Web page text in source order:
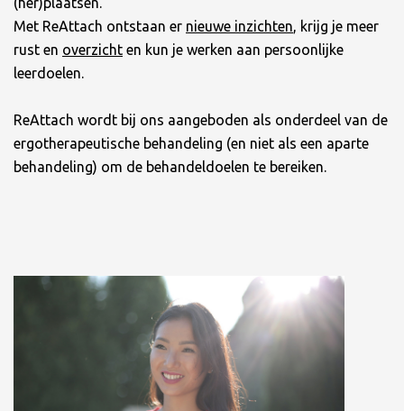
Met ReAttach ontstaan er nieuwe inzichten , krijg je meer
rust en overzicht en kun je werken aan persoonlijke
leerdoelen.
ReAttach wordt bij ons aangeboden als onderdeel van de
ergotherapeutische behandeling (en niet als een aparte
behandeling) om de behandeldoelen te bereiken.